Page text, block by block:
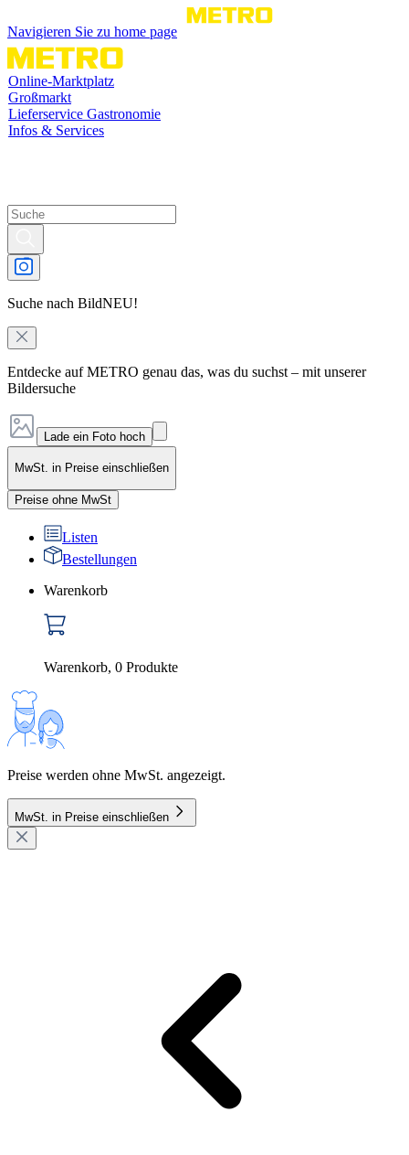
Navigieren Sie zu home page
Online-Marktplatz
Großmarkt
Lieferservice Gastronomie
Infos & Services
Suche nach BildNEU!
Entdecke auf METRO genau das, was du suchst – mit unserer
Bildersuche
Lade ein Foto hoch
MwSt. in Preise einschließen
Preise ohne MwSt
Listen
Bestellungen
Warenkorb
Warenkorb, 0 Produkte
Preise werden ohne MwSt. angezeigt.
MwSt. in Preise einschließen